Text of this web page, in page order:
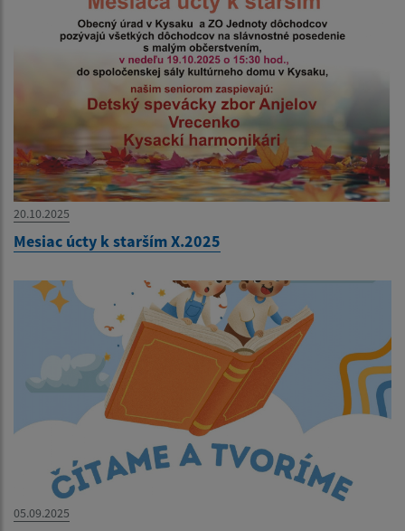
20.10.2025
Mesiac úcty k starším X.2025
05.09.2025